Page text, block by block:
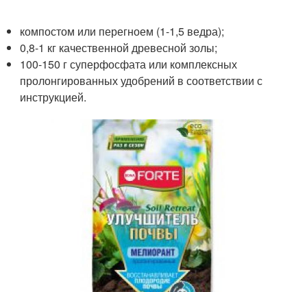
компостом или перегноем (1-1,5 ведра);
0,8-1 кг качественной древесной золы;
100-150 г суперфосфата или комплексных
пролонгированных удобрений в соответствии с
инструкцией.